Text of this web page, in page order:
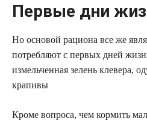
Первые дни
Но основой рациона все же
потребляют с первых дней
измельченная зелень клевера,
крапивы
Кроме вопроса, чем кормить